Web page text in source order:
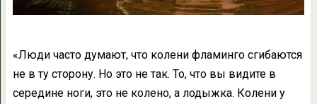
«Люди часто думают, что колени фламинго сгибаются
не в ту сторону. Но это не так. То, что вы видите в
середине ноги, это не колено, а лодыжка. Колени у